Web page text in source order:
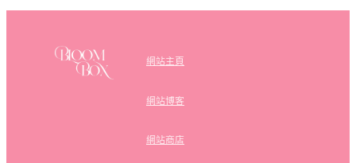
網站主頁
網站博客
網站商店